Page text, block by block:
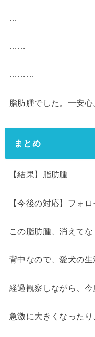
…
……
………
脂肪腫でした。一安心
まとめ
【結果】脂肪腫
【今後の対応】フォ
この脂肪腫、消えて
背中なので、愛犬の生
経過観察しながら、今
急激に大きくなったり